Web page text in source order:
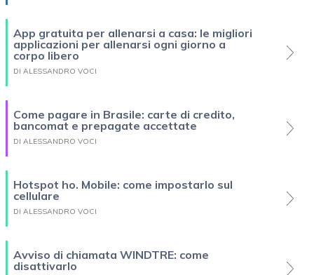
App gratuita per allenarsi a casa: le migliori
applicazioni per allenarsi ogni giorno a
corpo libero
DI ALESSANDRO VOCI
Come pagare in Brasile: carte di credito,
bancomat e prepagate accettate
DI ALESSANDRO VOCI
Hotspot ho. Mobile: come impostarlo sul
cellulare
DI ALESSANDRO VOCI
Avviso di chiamata WINDTRE: come
disattivarlo